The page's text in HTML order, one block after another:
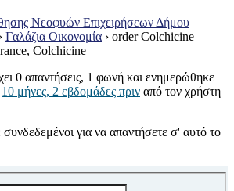
Νεοφυών Επιχειρήσεων Δήμου
› Γαλάζια Οικονομία › order Colchicine
Colchicine
0 απαντήσεις, 1 φωνή και ενημερώθηκε
10 μήνες, 2 εβδομάδες πριν από τον χρήστη
συνδεδεμένοι για να απαντήσετε σ' αυτό το